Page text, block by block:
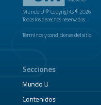
Mundo U ® Copyrights © 2026
Todos los derechos reservados.
Términos y condiciones del sitio
Secciones
Mundo U
Contenidos